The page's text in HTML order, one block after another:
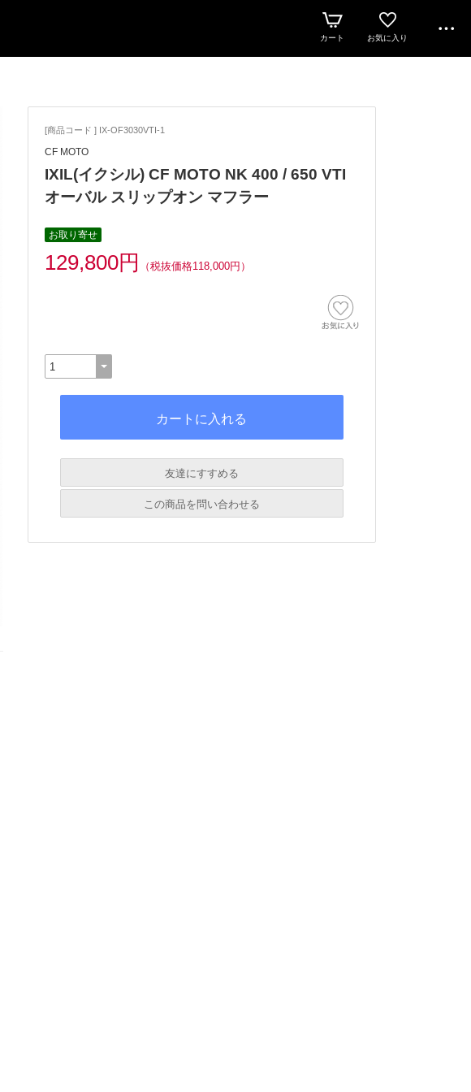
カート お気に入り
[商品コード ] IX-OF3030VTI-1
CF MOTO
IXIL(イクシル) CF MOTO NK 400 / 650 VTI
オーバル スリップオン マフラー
お取り寄せ
129,800円 （税抜価格118,000円）
友達にすすめる
この商品を問い合わせる